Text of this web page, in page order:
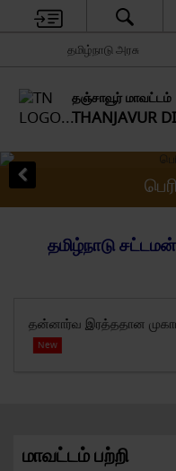
தமிழ்நாடு அரசு
தஞ்சாவூர் மாவட்டம்
THANJAVUR
தமிழ்நாடு
தன்னார்வ இரத்ததான
New
மாவட்டம் பற்றி